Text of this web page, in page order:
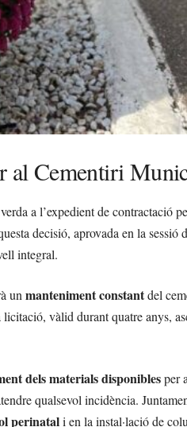
al Cementiri
a l’expedient de contractació
decisió, aprovada en la sessió
integral.
un manteniment constantdel
vàlid durant quatre anys,
dels materials disponiblesper
qualsevol incidència.
perinatali en la instal·lació de